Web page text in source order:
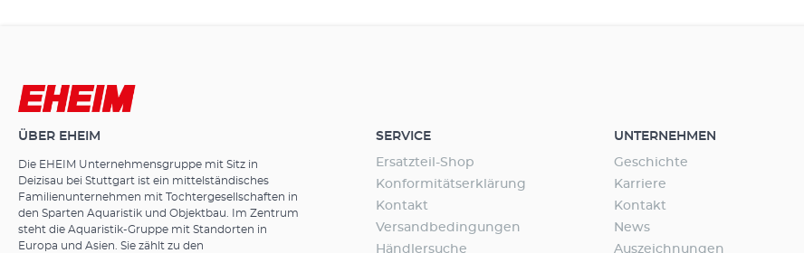
ÜBER EHEIM
Die EHEIM Unternehmensgruppe mit Sitz in
Deizisau bei Stuttgart ist ein mittelständisches
Familienunternehmen mit Tochtergesellschaften in
den Sparten Aquaristik und Objektbau. Im Zentrum
steht die Aquaristik-Gruppe mit Standorten in
Europa und Asien. Sie zählt zu den
SERVICE
Ersatzteil-Shop
Konformitätserklärung
Kontakt
Versandbedingungen
Händlersuche
UNTERNEHMEN
Geschichte
Karriere
Kontakt
News
Auszeichnungen